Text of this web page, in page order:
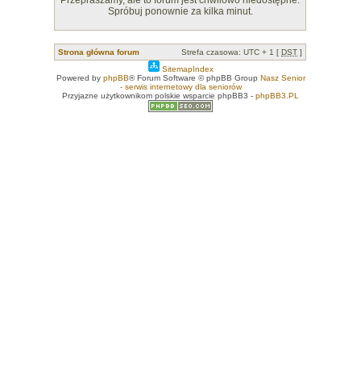
Spróbuj ponownie za kilka minut.
Strona główna forum Strefa czasowa: UTC + 1 [DST ]
SitemapIndex
Powered by phpBB® Forum Software © phpBB Group Nasz Senior
- serwis internetowy dla seniorów
Przyjazne użytkownikom polskie wsparcie phpBB3 - phpBB3.PL